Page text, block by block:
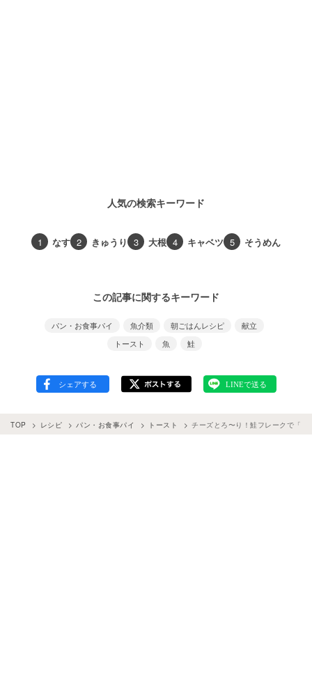
人気の検索キーワード
1 なす 2 きゅうり 3 大根 4 キャベツ 5 そうめん
この記事に関するキーワード
パン・お食事パイ 魚介類 朝ごはんレシピ
献立
トースト
魚 鮭
TOP レシピ パン・お食事パイ トースト チーズとろ〜り！鮭フレークで「ア